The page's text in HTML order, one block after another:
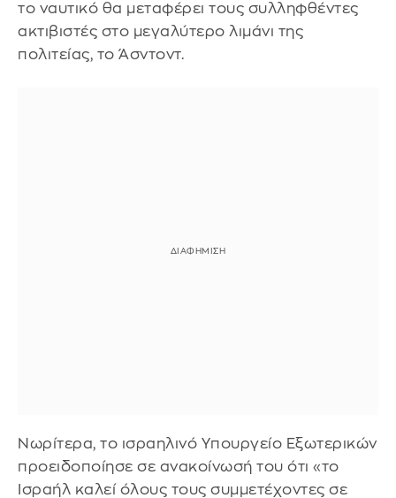
το ναυτικό θα μεταφέρει τους συλληφθέντες
ακτιβιστές στο μεγαλύτερο λιμάνι της
πολιτείας, το Άσντοντ.
Νωρίτερα, το ισραηλινό Υπουργείο Εξωτερικών
προειδοποίησε σε ανακοίνωσή του ότι «το
Ισραήλ καλεί όλους τους συμμετέχοντες σε